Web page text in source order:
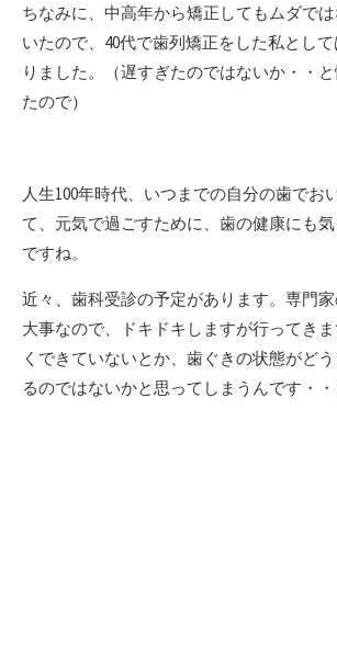
ちなみに、中高年から矯正してもムダで
いたので、40代で歯列矯正をした私とし
りました。（遅すぎたのではないか・・
たので）
人生100年時代、いつまでの自分の歯でお
て、元気で過ごすために、歯の健康にも
ですね。
近々、歯科受診の予定があります。専門
大事なので、ドキドキしますが行ってき
くできていないとか、歯ぐきの状態がど
るのではないかと思ってしまうんです・・